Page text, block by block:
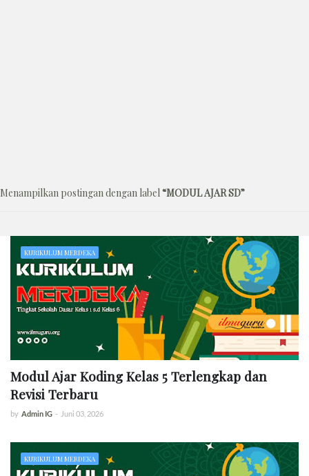
Menampilkan postingan dengan label MODUL AJAR SD
KURIKULUM MERDEKA
Modul Ajar Koding Kelas 5 Terlengkap dan
Revisi Terbaru
by Admin IG - Juni 03, 2026
KURIKULUM MERDEKA